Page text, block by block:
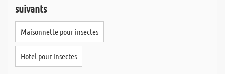
suivants
Maisonnette pour insectes
Hotel pour insectes